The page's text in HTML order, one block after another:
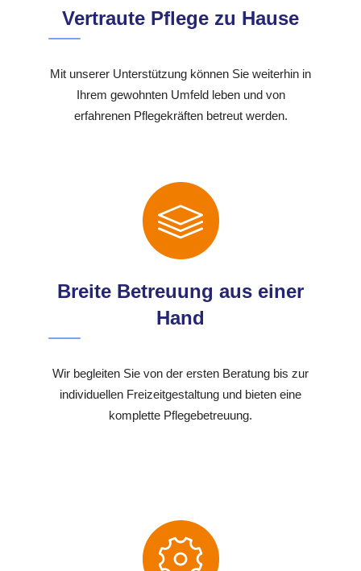
Vertraute Pflege zu Hause
Mit unserer Unterstützung können Sie weiterhin in
Ihrem gewohnten Umfeld leben und von
erfahrenen Pflegekräften betreut werden.
Breite Betreuung aus einer
Hand
Wir begleiten Sie von der ersten Beratung bis zur
individuellen Freizeitgestaltung und bieten eine
komplette Pflegebetreuung.